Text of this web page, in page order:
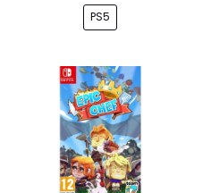
PS5